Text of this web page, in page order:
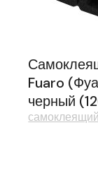
Fuaro
черный